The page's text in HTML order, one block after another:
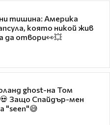
тишина: Америка
която никой жив
да отвори👀💥
ghost-на Том
💀 Защо Спайдър-мен
"seen"😅